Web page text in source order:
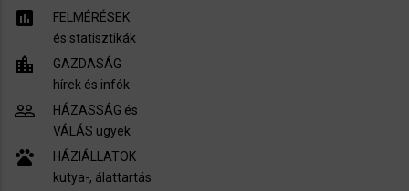
assessment
FELMÉRÉSEK
és statisztikák
location_city
GAZDASÁG
hírek és infók
people_outline
HÁZASSÁG és
VÁLÁS ügyek
pets
HÁZIÁLLATOK
kutya-, álattartás